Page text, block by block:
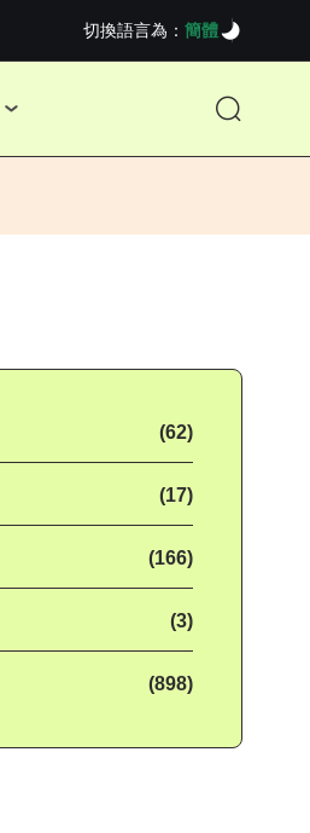
切換語言為： 簡體
(62)
(17)
(166)
(3)
(898)